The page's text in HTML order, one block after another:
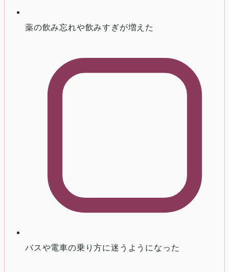
薬の飲み忘れや飲みすぎが増えた
バスや電車の乗り方に迷うようになった